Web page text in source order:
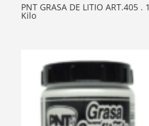
PNT GRASA DE LITIO ART.405 . 1
Kilo